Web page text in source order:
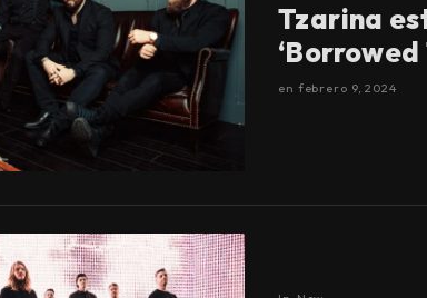
Tzarina
‘Borrowed
en febrero 9, 2024